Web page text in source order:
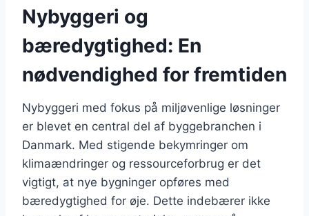
Nybyggeri og
bæredygtighed: En
nødvendighed for fremtiden
Nybyggeri med fokus på miljøvenlige løsninger
er blevet en central del af byggebranchen i
Danmark. Med stigende bekymringer om
klimaændringer og ressourceforbrug er det
vigtigt, at nye bygninger opføres med
bæredygtighed for øje. Dette indebærer ikke